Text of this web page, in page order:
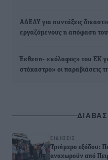
ΑΔΕΔΥ για συντάξεις
εργαζόμενους η απόφαση
Έκθεση- «κόλαφος» του ΕΚ
στόχαστρο» οι παραβιάσεις
ΕΙΔΉΣΕΙΣ
Τριήμερο εξόδου:
αναχωρούν από